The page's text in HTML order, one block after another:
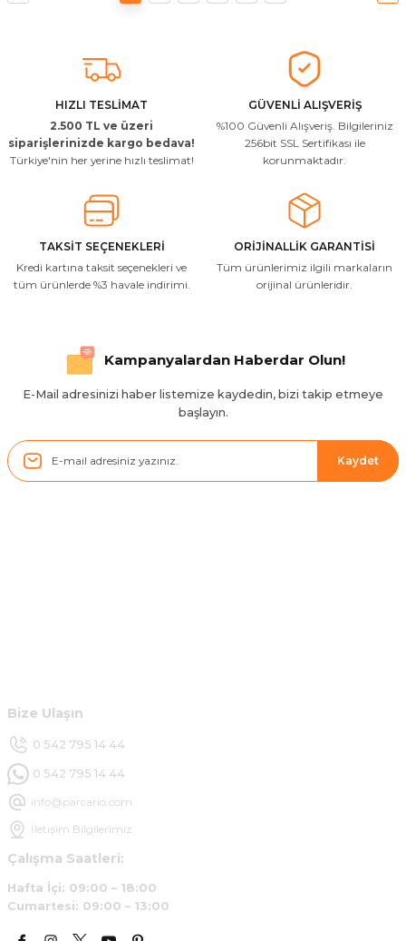
HIZLI TESLİMAT
2.500 TL ve üzeri
siparişlerinizde kargo bedava!
Türkiye'nin her yerine hızlı teslimat!
GÜVENLİ ALIŞVERİŞ
%100 Güvenli Alışveriş. Bilgileriniz
256bit SSL Sertifikası ile
korunmaktadır.
TAKSİT SEÇENEKLERİ
Kredi kartına taksit seçenekleri ve
tüm ürünlerde %3 havale indirimi.
ORİJİNALLİK GARANTİSİ
Tüm ürünlerimiz ilgili markaların
orijinal ürünleridir.
Kampanyalardan Haberdar Olun!
E-Mail adresinizi haber listemize kaydedin, bizi takip etmeye
başlayın.
Kaydet
Bize Ulaşın
0 542 795 14 44
0 542 795 14 44
info@parcario.com
İletişim Bilgilerimiz
Çalışma Saatleri:
Hafta İçi: 09:00 – 18:00
Cumartesi: 09:00 – 13:00